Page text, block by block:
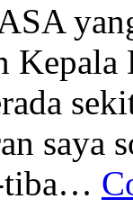
saya
tiba…